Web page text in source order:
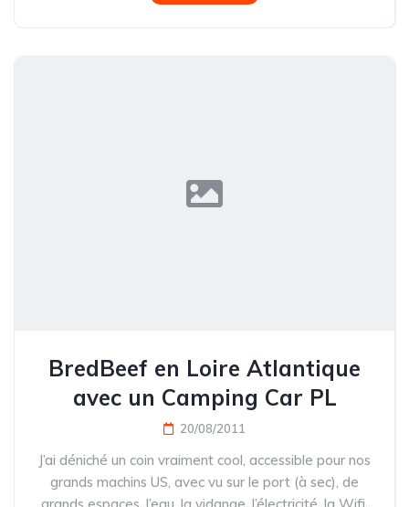
BredBeef en Loire Atlantique
avec un Camping Car PL
20/08/2011
J’ai déniché un coin vraiment cool, accessible pour nos
grands machins US, avec vu sur le port (à sec), de